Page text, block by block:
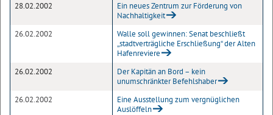
28.02.2002
Ein neues Zentrum zur Förderung von
Nachhaltigkeit
26.02.2002
Walle soll gewinnen: Senat beschließt
„stadtverträgliche Erschließung“ der Alten
Hafenreviere
26.02.2002
Der Kapitän an Bord – kein
unumschränkter Befehlshaber
26.02.2002
Eine Ausstellung zum vergnüglichen
Auslöffeln